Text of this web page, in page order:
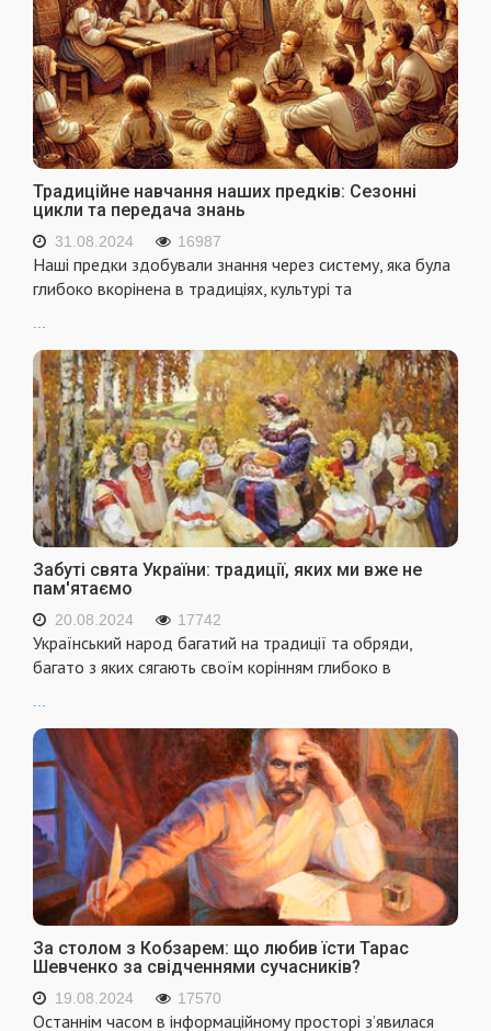
Традиційне навчання наших предків: Сезонні
цикли та передача знань
31.08.2024 16987
Наші предки здобували знання через систему, яка була
глибоко вкорінена в традиціях, культурі та
Забуті свята України: традиції, яких ми вже не
пам'ятаємо
20.08.2024 17742
Український народ багатий на традиції та обряди,
багато з яких сягають своїм корінням глибоко в
За столом з Кобзарем: що любив їсти Тарас
Шевченко за свідченнями сучасників?
19.08.2024 17570
Останнім часом в інформаційному просторі з’явилася